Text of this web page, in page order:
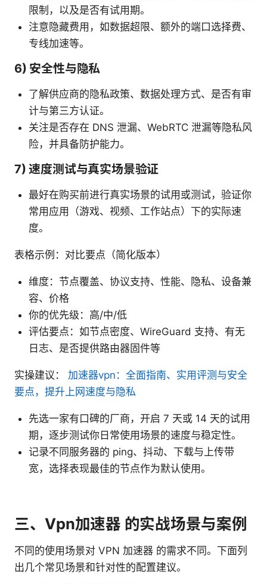
限制，以及是否有试用期。
注意隐藏费用，如数据超限、额外的端口选择费、
专线加速等。
6) 安全性与隐私
了解供应商的隐私政策、数据处理方式、是否有审
计与第三方认证。
关注是否存在 DNS 泄漏、WebRTC 泄漏等隐私风
险，并具备防护能力。
7) 速度测试与真实场景验证
最好在购买前进行真实场景的试用或测试，验证你
常用应用（游戏、视频、工作站点）下的实际速
度。
表格示例：对比要点（简化版本）
维度：节点覆盖、协议支持、性能、隐私、设备兼
容、价格
你的优先级：高/中/低
评估要点：如节点密度、WireGuard 支持、有无
日志、是否提供路由器固件等
实操建议： 加速器vpn：全面指南、实用评测与安全
要点，提升上网速度与隐私
先选一家有口碑的厂商，开启 7 天或 14 天的试用
期，逐步测试你日常使用场景的速度与稳定性。
记录不同服务器的 ping、抖动、下载与上传带
宽，选择表现最佳的节点作为默认使用。
三、Vpn加速器 的实战场景与案例
不同的使用场景对 VPN 加速器 的需求不同。下面列
出几个常见场景和针对性的配置建议。